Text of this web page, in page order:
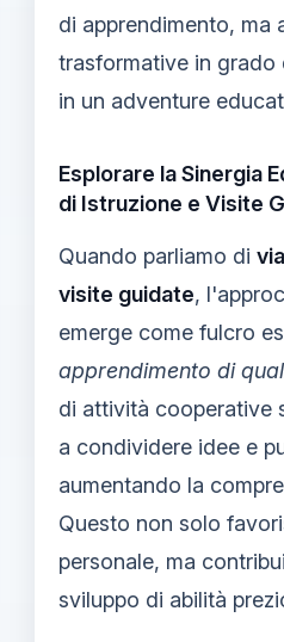
di apprendimento, ma
trasformative in grado
in un adventure
Esplorare la Sinergia
di Istruzione e Visite
Quando parliamo di
visite guidate,
emerge come fulcro
apprendimento di
di attività cooperative
a condividere idee e
aumentando la
Questo non solo
personale, ma
sviluppo di abilità